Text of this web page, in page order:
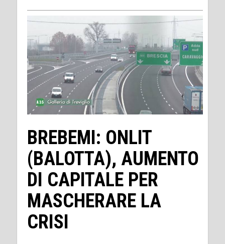
BREBEMI: ONLIT
(BALOTTA), AUMENTO
DI CAPITALE PER
MASCHERARE LA
CRISI